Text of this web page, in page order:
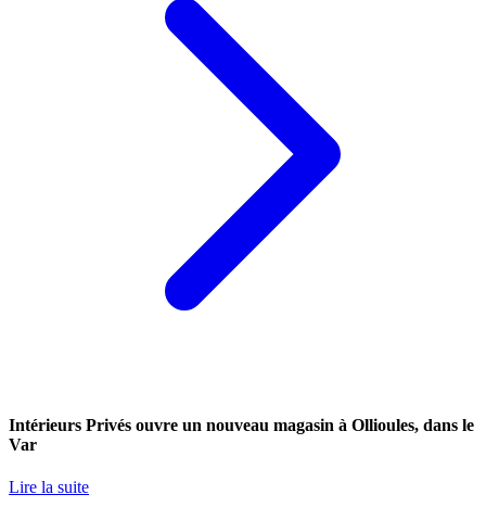
Intérieurs Privés ouvre un nouveau magasin à Ollioules, dans le
Var
Lire la suite